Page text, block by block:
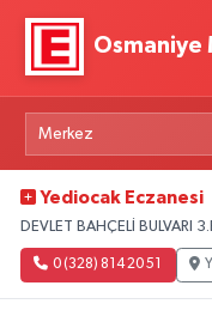
Osmaniye
Yediocak Eczanesi
DEVLET BAHÇELİ BULVARI
0 (328) 814 20 51